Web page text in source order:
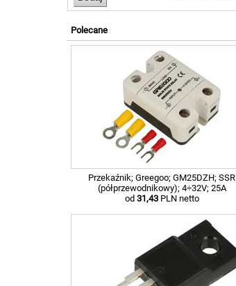
Polecane
Przekaźnik; Greegoo; GM25DZH; SSR
(półprzewodnikowy); 4÷32V; 25A
od 31,43PLN netto